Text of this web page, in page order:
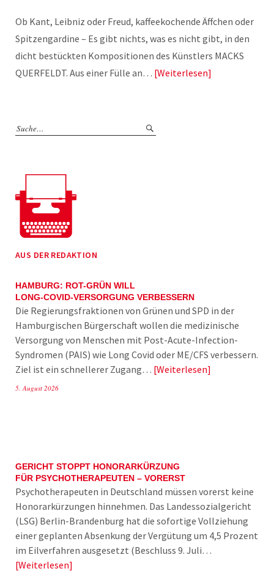
Ob Kant, Leibniz oder Freud, kaffeekochende Äffchen oder
Spitzengardine – Es gibt nichts, was es nicht gibt, in den
dicht bestückten Kompositionen des Künstlers MACKS
QUERFELDT. Aus einer Fülle an… Weiterlesen
AUS DER REDAKTION
HAMBURG: ROT-GRÜN WILL
LONG-COVID-VERSORGUNG VERBESSERN
Die Regierungsfraktionen von Grünen und SPD in der
Hamburgischen Bürgerschaft wollen die medizinische
Versorgung von Menschen mit Post-Acute-Infection-
Syndromen (PAIS) wie Long Covid oder ME/CFS verbessern.
Ziel ist ein schnellerer Zugang… Weiterlesen
5. August 2026
GERICHT STOPPT HONORARKÜRZUNG
FÜR PSYCHOTHERAPEUTEN – VORERST
Psychotherapeuten in Deutschland müssen vorerst keine
Honorarkürzungen hinnehmen. Das Landessozialgericht
(LSG) Berlin-Brandenburg hat die sofortige Vollziehung
einer geplanten Absenkung der Vergütung um 4,5 Prozent
im Eilverfahren ausgesetzt (Beschluss 9. Juli…
Weiterlesen